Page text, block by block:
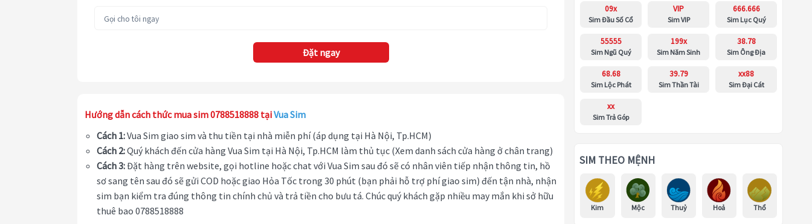
Đặt ngay
Hướng dẫn cách thức mua sim 0788518888 tạiVua Sim
Cách 1:Vua Sim giao sim và thu tiền tại nhà miễn phí (áp dụng tại Hà Nội, Tp.HCM)
Cách 2:Quý khách đến cửa hàng Vua Sim tại Hà Nội, Tp.HCM làm thủ tục (Xem danh sách cửa hàng ở chân trang)
Cách 3:Đặt hàng trên website, gọi hotline hoặc chat với Vua Sim sau đó sẽ có nhân viên tiếp nhận thông tin, hồ
sơ sang tên sau đó sẽ gửi COD hoặc giao Hỏa Tốc trong 30 phút (bạn phải hỗ trợ phí giao sim) đến tận nhà, nhận
sim bạn kiểm tra đúng thông tin chính chủ và trả tiền cho bưu tá. Chúc quý khách gặp nhiều may mắn khi sở hữu
thuê bao 0788518888
09x
Sim Đầu Số Cổ
VIP
Sim VIP
666.666
Sim Lục Quý
55555
Sim Ngũ Quý
199x
Sim Năm Sinh
38.78
Sim Ông Địa
68.68
Sim Lộc Phát
39.79
Sim Thần Tài
xx88
Sim Đại Cát
xx
Sim Trả Góp
SIM THEO MỆNH
Kim Mộc Thuỷ Hoả Thổ